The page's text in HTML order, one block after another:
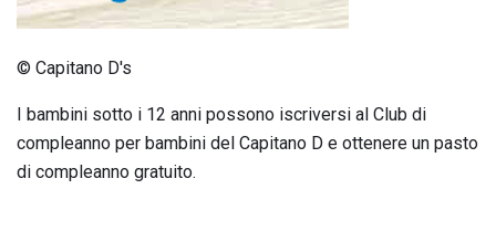
© Capitano D's
I bambini sotto i 12 anni possono iscriversi al Club di
compleanno per bambini del Capitano D e ottenere un pasto
di compleanno gratuito.